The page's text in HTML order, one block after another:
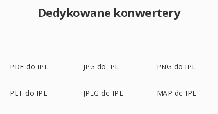
Dedykowane konwertery
PDF do IPL JPG do IPL PNG do IPL
PLT do IPL JPEG do IPL MAP do IPL